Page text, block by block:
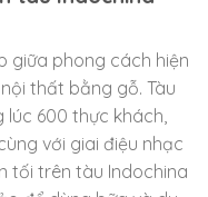
giữa phong cách hiện
thất bằng gỗ. Tàu
600 thực khách,
với giai điệu nhạc
tối trên tàu Indochina